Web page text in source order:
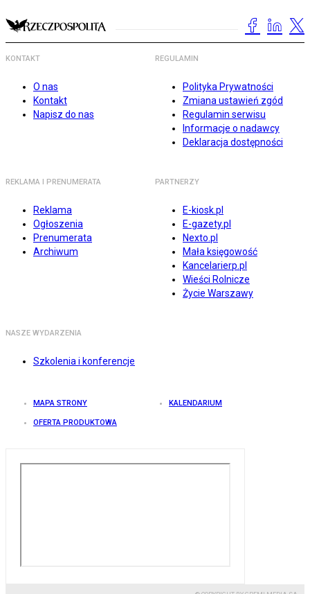
KONTAKT
O nas
Kontakt
Napisz do nas
REGULAMIN
Polityka Prywatności
Zmiana ustawień zgód
Regulamin serwisu
Informacje o nadawcy
Deklaracja dostępności
REKLAMA I PRENUMERATA
Reklama
Ogłoszenia
Prenumerata
Archiwum
PARTNERZY
E-kiosk.pl
E-gazety.pl
Nexto.pl
Mała księgowość
Kancelarierp.pl
Wieści Rolnicze
Życie Warszawy
NASZE WYDARZENIA
Szkolenia i konferencje
MAPA STRONY KALENDARIUM
OFERTA PRODUKTOWA